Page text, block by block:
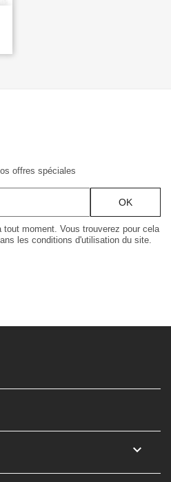
offres spéciales
moment. Vous trouverez pour cela
les conditions d'utilisation du site.
